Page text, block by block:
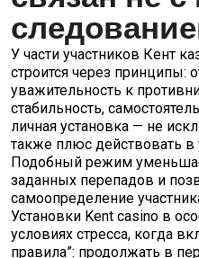
У части участников Кент
строится через принципы:
уважительность к
стабильность,
личная установка — не
также плюс действовать в
Подобный режим
заданных перепадов и
самоопределение
Установки Kent casino в
условиях стресса, когда
правила”: продолжать в